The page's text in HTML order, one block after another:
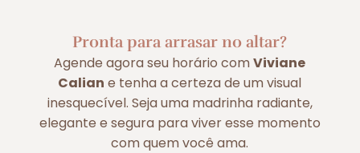
Pronta para arrasar no altar?
Agende agora seu horário comViviane
Calian e tenha a certeza de um visual
inesquecível. Seja uma madrinha radiante,
elegante e segura para viver esse momento
com quem você ama.